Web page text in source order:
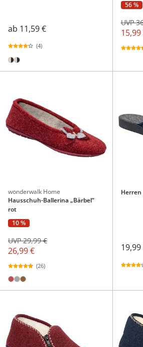
ab 11,59 €
(4)
56 %
15,99
UVP
wonderwalk Home
Hausschuh-Ballerina „Bärbel“
rot
10 %
26,99 €
UVP 29,99 €
(26)
19,99